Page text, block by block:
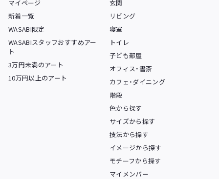
マイページ
新着一覧
WASABI限定
WASABIスタッフおすすめアー
ト
3万円未満のアート
10万円以上のアート
玄関
リビング
寝室
トイレ
子ども部屋
オフィス・書斎
カフェ・ダイニング
階段
色から探す
サイズから探す
技法から探す
イメージから探す
モチーフから探す
マイメンバー